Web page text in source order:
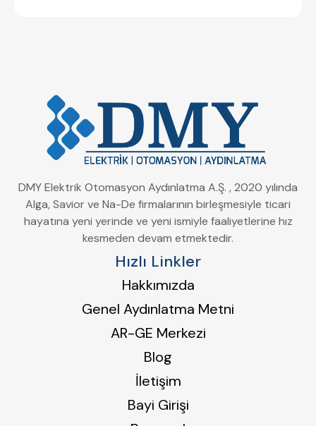
DMY Elektrik Otomasyon Aydınlatma A.Ş. , 2020 yılında
Alga, Savior ve Na-De firmalarının birleşmesiyle ticari
hayatına yeni yerinde ve yeni ismiyle faaliyetlerine hız
kesmeden devam etmektedir.
Hızlı Linkler
Hakkımızda
Genel Aydınlatma Metni
AR-GE Merkezi
Blog
İletişim
Bayi Girişi